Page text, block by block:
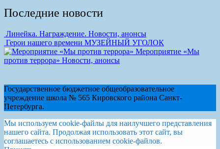
Последние новости
Линейка. Награждение. Новости, анонсы
Герои нашего времени МУЗЕЙНЫЙ УГОЛОК
Мероприятие «Мы
против террора» Новости, анонсы
Государственное бюджетное общеобразовательное
учреждение школа № 565 Кировского района Санкт-
Петербурга.
Мы используем cookie-файлы для наилучшего представления
нашего сайта. Продолжая использовать этот сайт, вы
соглашаетесь с использованием cookie-файлов.